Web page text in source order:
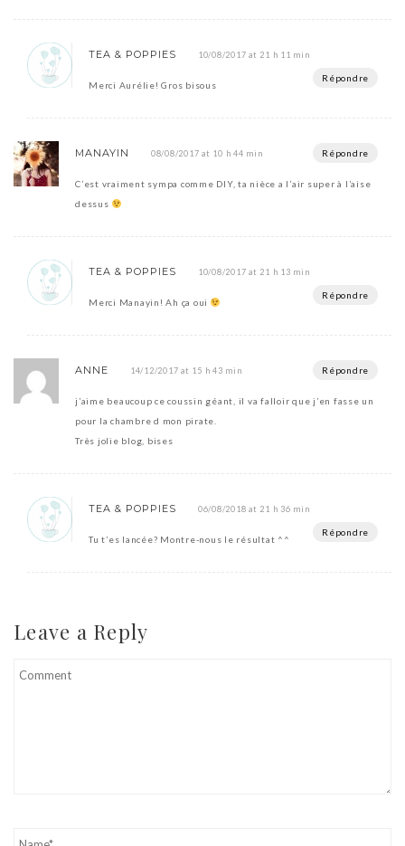
TEA & POPPIES 10/08/2017 at 21 h 11 min
Répondre
Merci Aurélie! Gros bisous
MANAYIN 08/08/2017 at 10 h 44 min Répondre
C’est vraiment sympa comme DIY, ta nièce a l’air super à l’aise
dessus
TEA & POPPIES 10/08/2017 at 21 h 13 min
Répondre
Merci Manayin! Ah ça oui
ANNE 14/12/2017 at 15 h 43 min Répondre
j’aime beaucoup ce coussin géant, il va falloir que j’en fasse un
pour la chambre d mon pirate.
Très jolie blog, bises
TEA & POPPIES 06/08/2018 at 21 h 36 min
Répondre
Tu t’es lancée? Montre-nous le résultat ^^
Leave a Reply